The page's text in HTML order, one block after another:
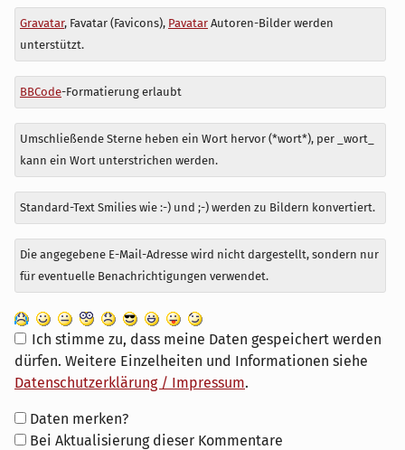
Antwort
zu
Gravatar, Favatar (Favicons), PavatarAutoren-Bilder werden
unterstützt.
BBCode-Formatierung erlaubt
Umschließende Sterne heben ein Wort hervor (*wort*), per _wort_
kann ein Wort unterstrichen werden.
Standard-Text Smilies wie :-) und ;-) werden zu Bildern konvertiert.
Die angegebene E-Mail-Adresse wird nicht dargestellt, sondern nur
für eventuelle Benachrichtigungen verwendet.
Ich stimme zu, dass meine Daten gespeichert werden
dürfen. Weitere Einzelheiten und Informationen siehe
Datenschutzerklärung / Impressum.
Formular-
Optionen
Daten merken?
Bei Aktualisierung dieser Kommentare